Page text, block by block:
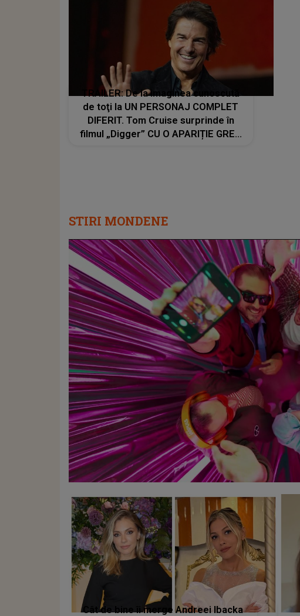
TRAILER: De la imaginea cunoscută
de toţi la UN PERSONAJ COMPLET
DIFERIT. Tom Cruise surprinde în
filmul „Digger” CU O APARIȚIE GREU
STIRI MONDENE
Cât de bine îi merge Andreei Ibacka